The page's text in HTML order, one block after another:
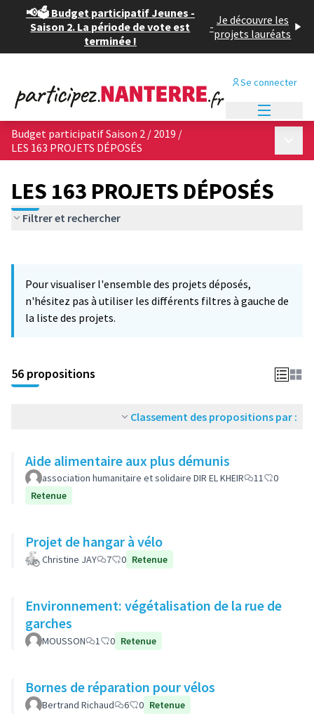
📢🗳️ Budget participatif Jeunes -
Saison 2. La période de vote est
terminée !
- Je découvre les
projets lauréats
Se connecter
Budget participatif Saison 2 / 2019 /
LES 163 PROJETS DÉPOSÉS
LES 163 PROJETS DÉPOSÉS
Filtrer et rechercher
−
Pour visualiser l'ensemble des projets déposés,
n'hésitez pas à utiliser les différents filtres à gauche de
la liste des projets.
56 propositions
Classement des propositions par :
Aide alimentaire aux plus démunis
association humanitaire et solidaire DIR EL KHEIR 11
0
Retenue
Projet de hangar à vélo
Christine JAY 7 0 Retenue
Environnement: végétalisation de la rue de
garches
MOUSSON 1 0 Retenue
Bornes de réparation pour vélos
Bertrand Richaud 6 0 Retenue